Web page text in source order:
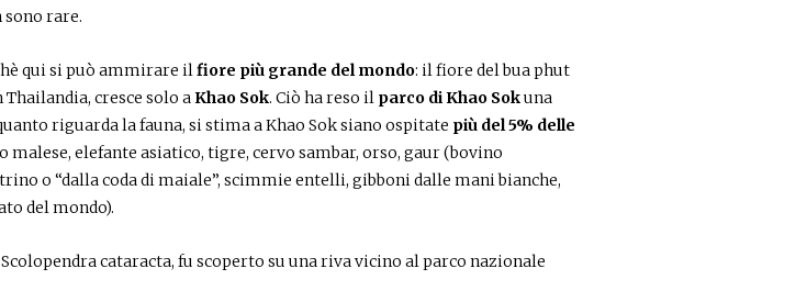
sono rare.
qui si può ammirare ilfiore più grande del mondo: il fiore del bua phut
cresce solo aKhao Sok. Ciò ha reso il parco di Khao Sokuna
riguarda la fauna, si stima a Khao Sok siano ospitate più del 5% delle
elefante asiatico, tigre, cervo sambar, orso, gaur (bovino
o “dalla coda di maiale”, scimmie entelli, gibboni dalle mani bianche,
del mondo).
cataracta, fu scoperto su una riva vicino al parco nazionale